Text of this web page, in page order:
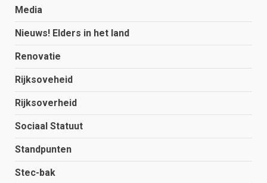
Media
Nieuws! Elders in het land
Renovatie
Rijksoveheid
Rijksoverheid
Sociaal Statuut
Standpunten
Stec-bak